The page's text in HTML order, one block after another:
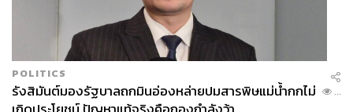
หลังจากปี 2016-2019 ลิขสิทธิ์การถ่ายทอดสดก็ตกเป็นของ
beIN Sports ซึ่งเมื่อวันที่ 26 เมษายน ปี 2016ช่อง PPTV HD
หมายเลข 36 ได้แถลงข่าวจับมือกับ beIN คว้าลิขสิทธิ์
ถ่ายทอดสดฟุตบอลพรีเมียร์ลีกเป็นเวลา 3 ปี และกลายเป็นฟรี
ทีวีเจ้าแรกของประเทศไทยที่คว้าสิทธิ์ถ่ายทอดสดการแข่งขัน
POLITICS
รังสิมันต์มองรัฐบาลถกมินอ่องหล่ายปมสารพิษแม่น้ำกกไม่
...